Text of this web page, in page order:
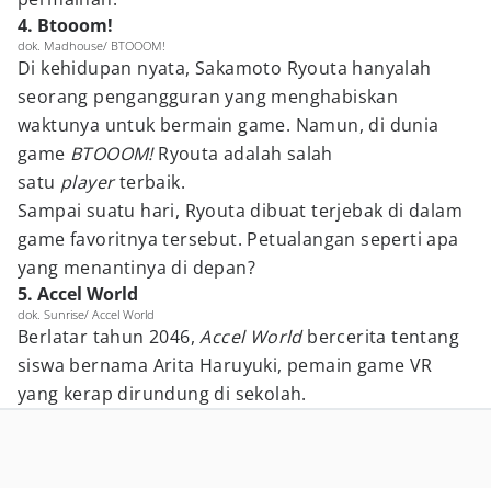
4. Btooom!
dok. Madhouse/ BTOOOM!
Di kehidupan nyata, Sakamoto Ryouta hanyalah
seorang pengangguran yang menghabiskan
waktunya untuk bermain game. Namun, di dunia
game BTOOOM!Ryouta adalah salah
satu playerterbaik.
Sampai suatu hari, Ryouta dibuat terjebak di dalam
game favoritnya tersebut. Petualangan seperti apa
yang menantinya di depan?
5. Accel World
dok. Sunrise/ Accel World
Berlatar tahun 2046,Accel Worldbercerita tentang
siswa bernama Arita Haruyuki, pemain game VR
yang kerap dirundung di sekolah.